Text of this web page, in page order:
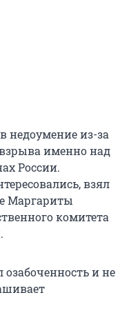
недоумение из-за
именно над
России.
взял
Маргариты
комитета
и не